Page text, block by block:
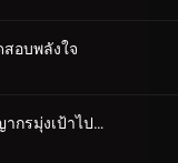
อบพลังใจ
ตอนที่ 143 อาชญากรมุ่งเป้าไปที่โคคุริ